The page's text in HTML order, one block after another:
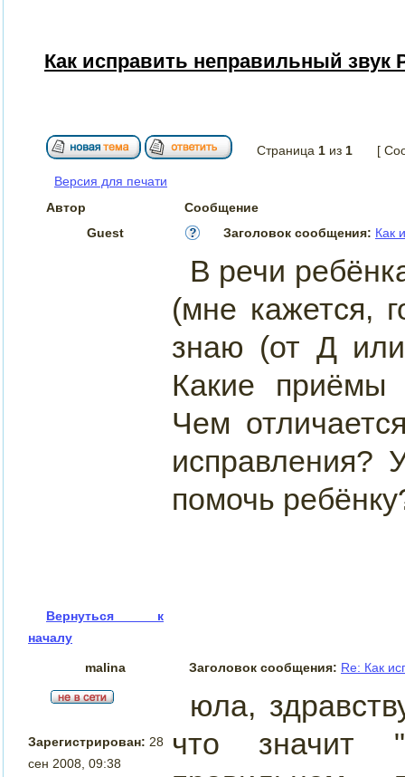
Как исправить неправильный звук
Страница 1 из 1 [
Версия для печати
Автор
Сообщение
Guest
Заголовок сообщения: Как
В речи
(мне кажется,
знаю (от Д
Какие приёмы
Чем
исправления?
помочь
Вернуться к
началу
malina Заголовок сообщения: Re: Как
Зарегистрирован: 28
сен 2008, 09:38
юла,
что значит